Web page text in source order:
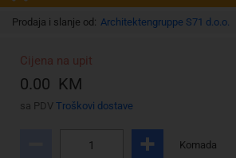
Prodaja i slanje od: Architektengruppe S71 d.o.o.
Cijena na upit
0.00 KM
sa PDV Troškovi dostave
Komada